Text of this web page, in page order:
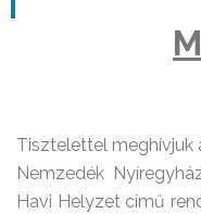
Tisztelettel meghívjuk
Nemzedék
Havi Helyzet című